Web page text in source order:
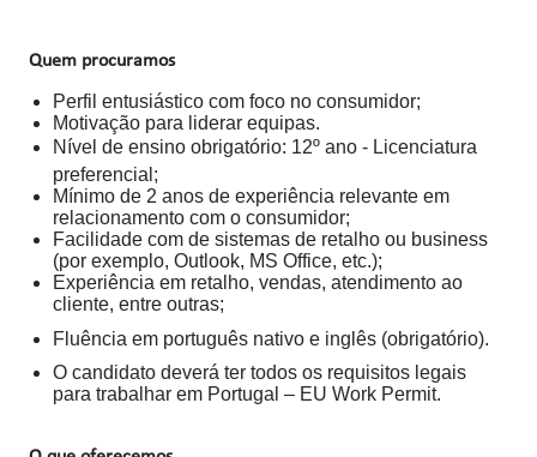
Quem procuramos
Perfil entusiástico com foco no consumidor;
Motivação para liderar equipas.
Nível de ensino obrigatório: 12º ano - Licenciatura
preferencial;
Mínimo de 2 anos de experiência relevante em
relacionamento com o consumidor;
Facilidade com de sistemas de retalho ou business
(por exemplo, Outlook, MS Office, etc.);
Experiência em retalho, vendas, atendimento ao
cliente, entre outras;
Fluência em português nativo e inglês (obrigatório).
O candidato deverá ter todos os requisitos legais
para trabalhar em Portugal – EU Work Permit.